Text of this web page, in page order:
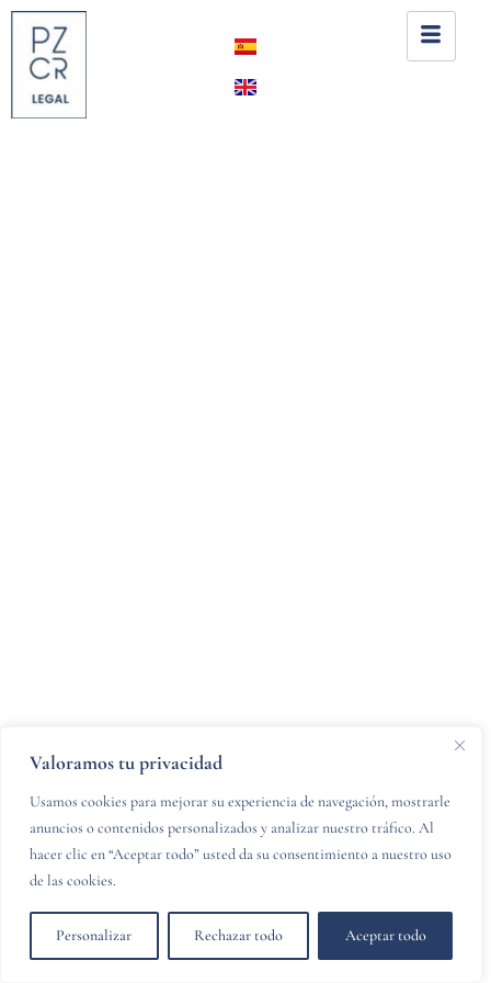
Valoramos tu privacidad
Usamos cookies para mejorar su experiencia de navegación, mostrarle
anuncios o contenidos personalizados y analizar nuestro tráfico. Al
hacer clic en “Aceptar todo” usted da su consentimiento a nuestro uso
de las cookies.
Personalizar Rechazar todo Aceptar todo